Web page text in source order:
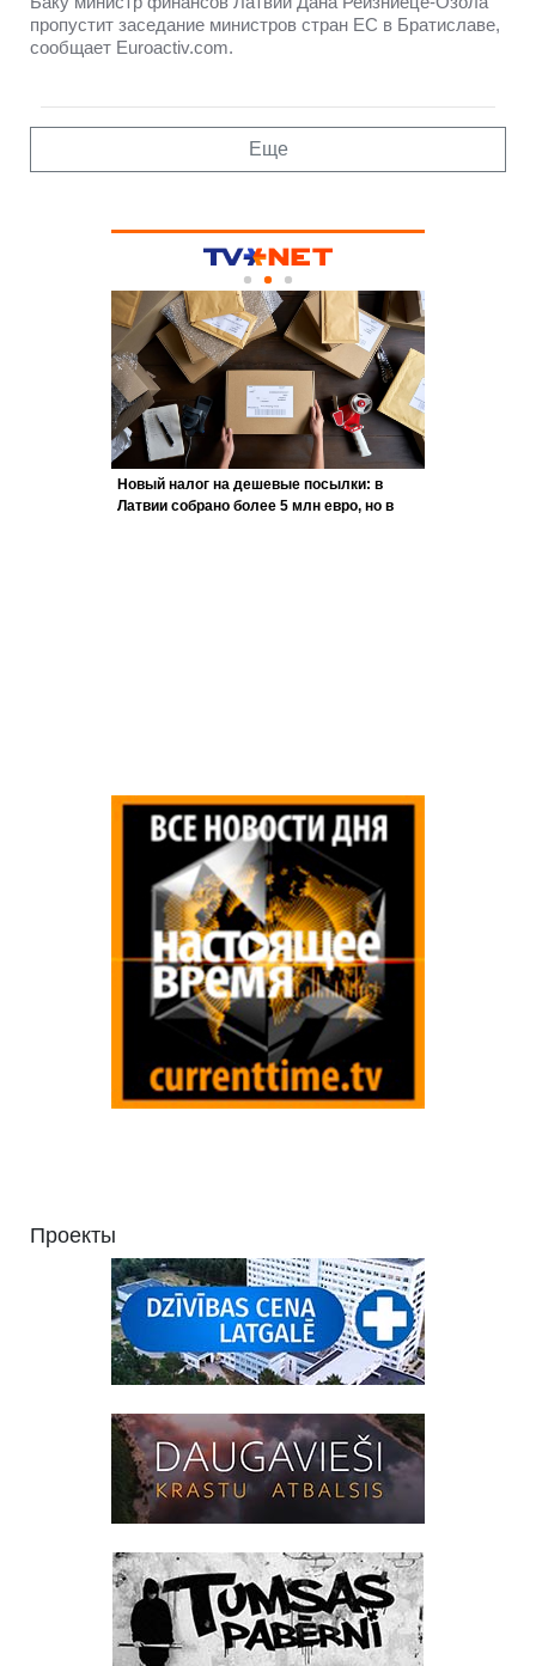
пропустит заседание министров стран ЕС в Братиславе,
сообщает Euroactiv.com.
Еще
Проекты